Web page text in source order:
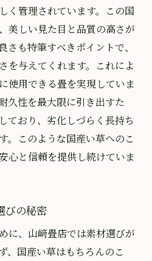
く管理されています。この国
美しい見た目と品質の高さが
も特筆すべきポイントで、
を与えてくれます。これによ
使用できる畳を実現していま
久性を最大限に引き出すた
ており、劣化しづらく長持ち
。このような国産い草へのこ
心と信頼を提供し続けていま
びの秘密
に、山﨑畳店では素材選びが
、国産い草はもちろんのこ